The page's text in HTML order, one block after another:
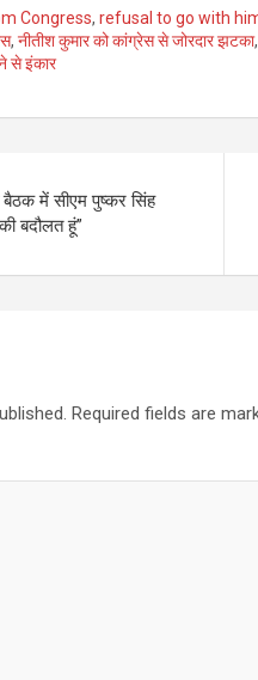
Congress, refusal to go with
, नीतीश कुमार को कांग्रेस से जोरदार झटका,
से इंकार
बैठक में सीएम पुष्कर सिंह
बदौलत हूं”
Required fields are